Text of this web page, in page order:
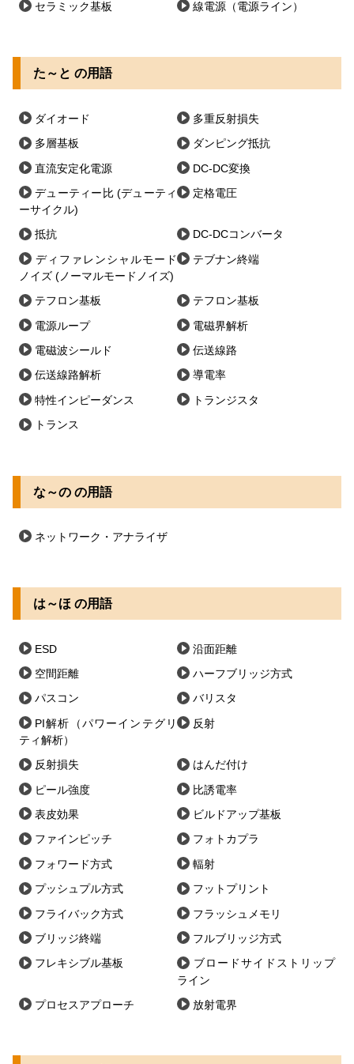
セラミック基板 線電源（電源ライン）
た～と の用語
ダイオード 多重反射損失
多層基板 ダンピング抵抗
直流安定化電源 DC-DC変換
デューティー比 (デューティ
ーサイクル)
定格電圧
抵抗 DC-DCコンバータ
ディファレンシャルモード
ノイズ (ノーマルモードノイズ)
テブナン終端
テフロン基板 テフロン基板
電源ループ 電磁界解析
電磁波シールド 伝送線路
伝送線路解析 導電率
特性インピーダンス トランジスタ
トランス
な～の の用語
ネットワーク・アナライザ
は～ほ の用語
ESD 沿面距離
空間距離 ハーフブリッジ方式
パスコン バリスタ
PI解析（パワーインテグリ
ティ解析）
反射
反射損失 はんだ付け
ピール強度 比誘電率
表皮効果 ビルドアップ基板
ファインピッチ フォトカプラ
フォワード方式 輻射
プッシュプル方式 フットプリント
フライバック方式 フラッシュメモリ
ブリッジ終端 フルブリッジ方式
フレキシブル基板
ブロードサイドストリップ
ライン
プロセスアプローチ 放射電界